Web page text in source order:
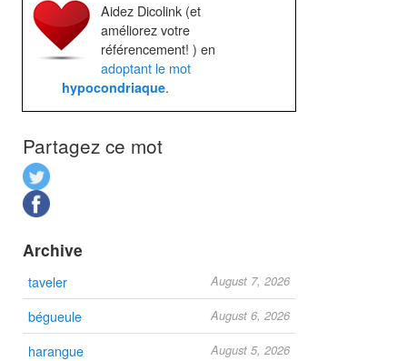
Aidez Dicolink (et
améliorez votre
référencement! ) en
adoptant le mot
hypocondriaque.
Partagez ce mot
Archive
taveler August 7, 2026
bégueule August 6, 2026
harangue August 5, 2026